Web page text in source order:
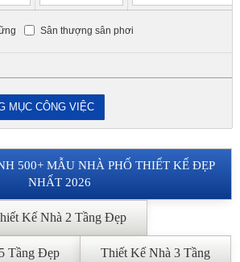
Sân thượng sân phơi
500+ MẪU NHÀ PHỐ THIẾT KẾ ĐẸP
NHẤT 2026
Kế Nhà 2 Tầng Đẹp
Tầng Đẹp Thiết Kế Nhà 3 Tầng